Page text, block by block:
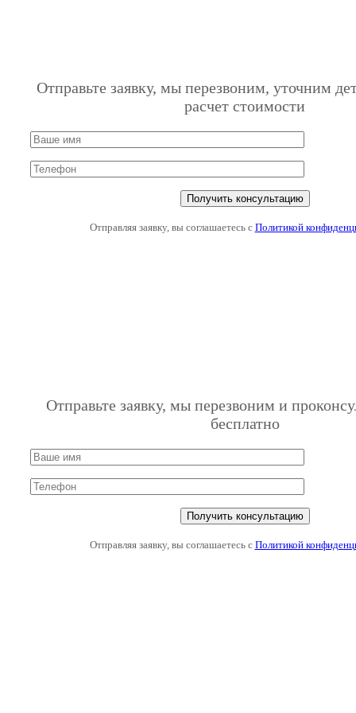
Отправьте заявку, мы перезвоним, уточним
расчет стоимости
Отправляя заявку, вы соглашаетесь с Политикой
Отправьте заявку, мы перезвоним и
бесплатно
Отправляя заявку, вы соглашаетесь с Политикой